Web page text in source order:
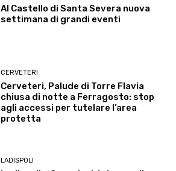
Al Castello di Santa Severa nuova
settimana di grandi eventi
CERVETERI
Cerveteri, Palude di Torre Flavia
chiusa di notte a Ferragosto: stop
agli accessi per tutelare l’area
protetta
LADISPOLI